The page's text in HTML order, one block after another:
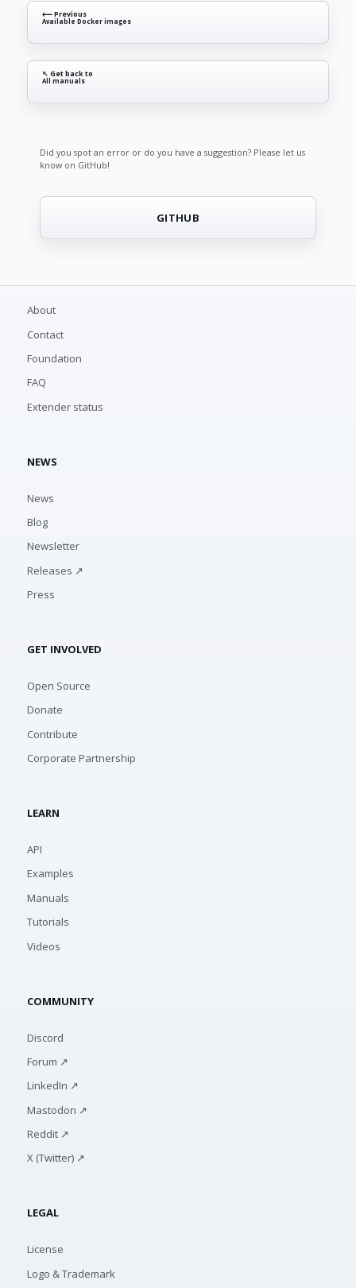
⟵ Previous
Available Docker images
↖ Get back to
All manuals
Did you spot an error or do you have a suggestion? Please let us
know on GitHub!
GITHUB
About
Contact
Foundation
FAQ
Extender status
NEWS
News
Blog
Newsletter
Releases ↗
Press
GET INVOLVED
Open Source
Donate
Contribute
Corporate Partnership
LEARN
API
Examples
Manuals
Tutorials
Videos
COMMUNITY
Discord
Forum ↗
LinkedIn ↗
Mastodon ↗
Reddit ↗
X (Twitter) ↗
LEGAL
License
Logo & Trademark